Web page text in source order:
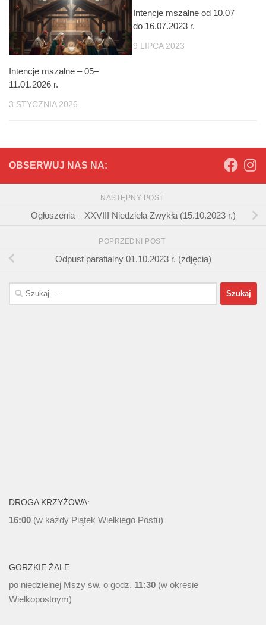
Intencje mszalne – 05–
11.01.2026 r.
3 STYCZNIA 2026
Intencje mszalne od 10.07
do 16.07.2023 r.
9 LIPCA 2023
OBSERWUJ NAS NA:
NASTĘPNY POST
Ogłoszenia – XXVIII Niedziela Zwykła (15.10.2023 r.)
POPRZEDNI POST
Odpust parafialny 01.10.2023 r. (zdjęcia)
Szukaj:
DROGA KRZYŻOWA:
16:00 (w każdy Piątek Wielkiego Postu)
GORZKIE ŻALE
po niedzielnej Mszy św. o godz. 11:30 (w okresie
Wielkopostnym)